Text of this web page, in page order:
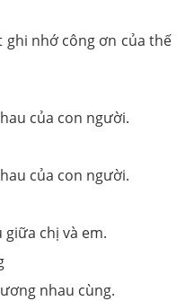
ghi nhớ công ơn của thế
của con người.
của con người.
chị và em.
nhau cùng.